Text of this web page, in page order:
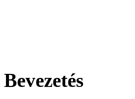
Bevezetés